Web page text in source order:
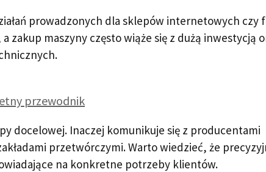
prowadzonych dla sklepów internetowych czy
zakup maszyny często wiąże się z dużą inwestycją
przewodnik
docelowej. Inaczej komunikuje się z producentami
przetwórczymi. Warto wiedzieć, że
na konkretne potrzeby klientów.